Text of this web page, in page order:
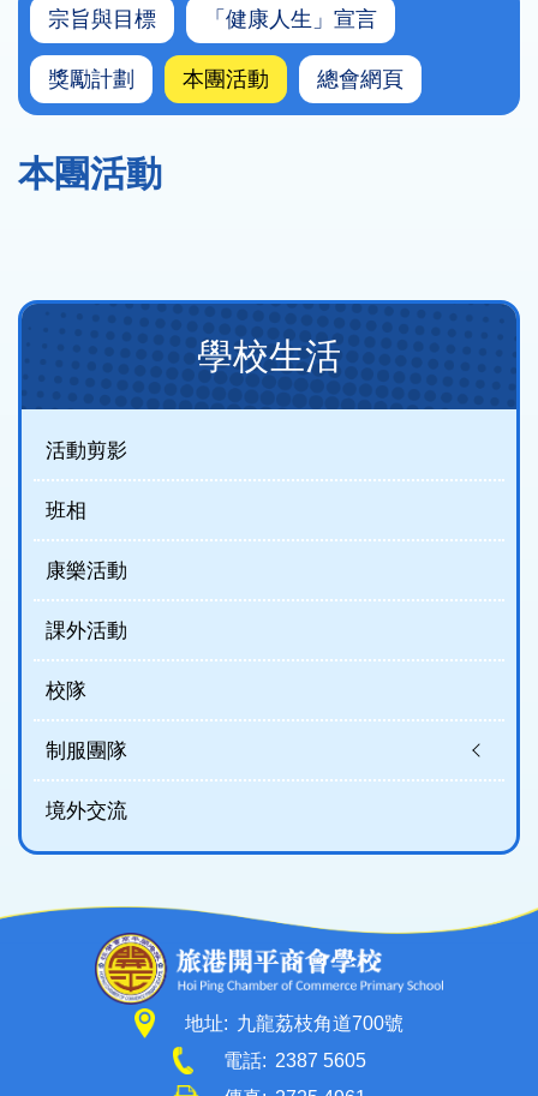
宗旨與目標 「健康人生」宣言
獎勵計劃 本團活動 總會網頁
本團活動
Main
制
服
團
隊)
學校生活
活動剪影
班相
康樂活動
課外活動
校隊
制服團隊
境外交流
地址: 九龍荔枝角道700號
電話: 2387 5605